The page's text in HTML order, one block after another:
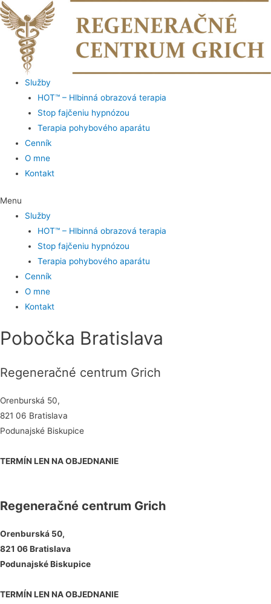
Služby
HOT™ – Hlbinná obrazová terapia
Stop fajčeniu hypnózou
Terapia pohybového aparátu
Cenník
O mne
Kontakt
Menu
Služby
HOT™ – Hlbinná obrazová terapia
Stop fajčeniu hypnózou
Terapia pohybového aparátu
Cenník
O mne
Kontakt
Pobočka Bratislava
Regeneračné centrum Grich
Orenburská 50,
821 06 Bratislava
Podunajské Biskupice
TERMÍN LEN NA OBJEDNANIE
Regeneračné centrum Grich
Orenburská 50,
821 06 Bratislava
Podunajské Biskupice
TERMÍN LEN NA OBJEDNANIE